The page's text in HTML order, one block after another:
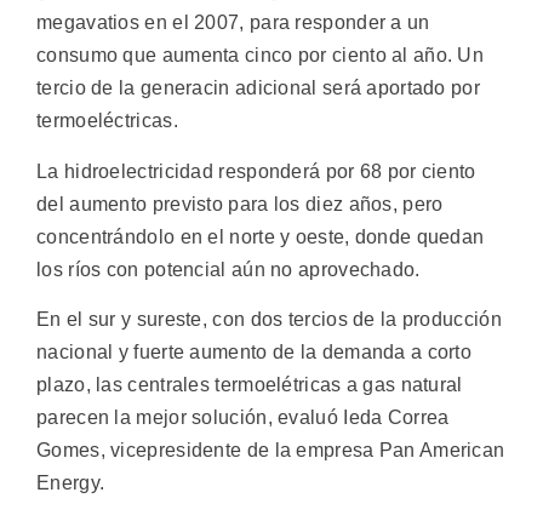
megavatios en el 2007, para responder a un
consumo que aumenta cinco por ciento al año. Un
tercio de la generacin adicional será aportado por
termoeléctricas.
La hidroelectricidad responderá por 68 por ciento
del aumento previsto para los diez años, pero
concentrándolo en el norte y oeste, donde quedan
los ríos con potencial aún no aprovechado.
En el sur y sureste, con dos tercios de la producción
nacional y fuerte aumento de la demanda a corto
plazo, las centrales termoelétricas a gas natural
parecen la mejor solución, evaluó Ieda Correa
Gomes, vicepresidente de la empresa Pan American
Energy.